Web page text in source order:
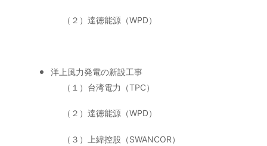
（２）達徳能源（WPD）
洋上風力発電の新設工事
（１）台湾電力（TPC）
（２）達徳能源（WPD）
（３）上緯控股（SWANCOR）